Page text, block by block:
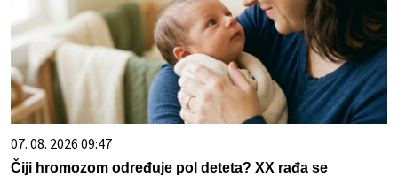
07. 08. 2026 09:47
Čiji hromozom određuje pol deteta? XX rađa se